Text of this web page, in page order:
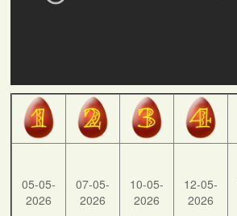
05-05-
2026
07-05-
2026
10-05-
2026
12-05-
2026